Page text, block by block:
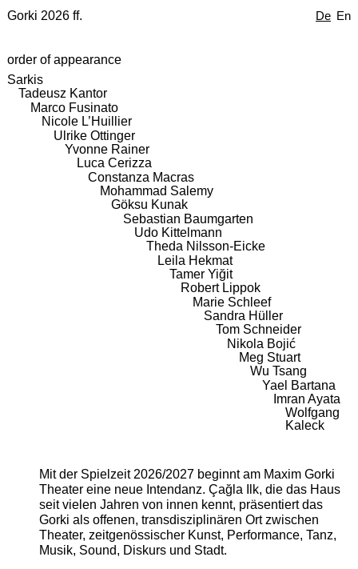
De En
Gorki 2026 ff.
order of appearance
Sarkis
Tadeusz Kantor
Marco Fusinato
Nicole L’Huillier
Ulrike Ottinger
Yvonne Rainer
Luca Cerizza
Constanza Macras
Mohammad Salemy
Göksu Kunak
Sebastian Baumgarten
Udo Kittelmann
Theda Nilsson-Eicke
Leila Hekmat
Tamer Yiğit
Robert Lippok
Marie Schleef
Sandra Hüller
Tom Schneider
Nikola Bojić
Meg Stuart
Wu Tsang
Yael Bartana
Imran Ayata
Wolfgang
Kaleck
Mit der Spielzeit 2026/2027 beginnt am Maxim Gorki
Theater eine neue Intendanz. Çağla Ilk, die das Haus
seit vielen Jahren von innen kennt, präsentiert das
Gorki als offenen, transdisziplinären Ort zwischen
Theater, zeitgenössischer Kunst, Performance, Tanz,
Musik, Sound, Diskurs und Stadt.